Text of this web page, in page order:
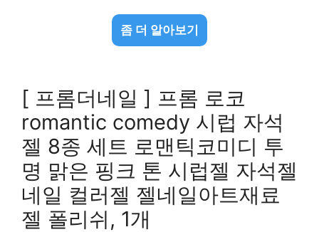
좀 더 알아보기
[ 프롬더네일 ] 프롬 로코
romantic comedy 시럽 자석
젤 8종 세트 로맨틱코미디 투
명 맑은 핑크 톤 시럽젤 자석젤
네일 컬러젤 젤네일아트재료
젤 폴리쉬, 1개